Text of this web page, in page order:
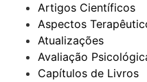
Artigos Científicos
Aspectos
Atualizações
Avaliação
Capítulos de Livros